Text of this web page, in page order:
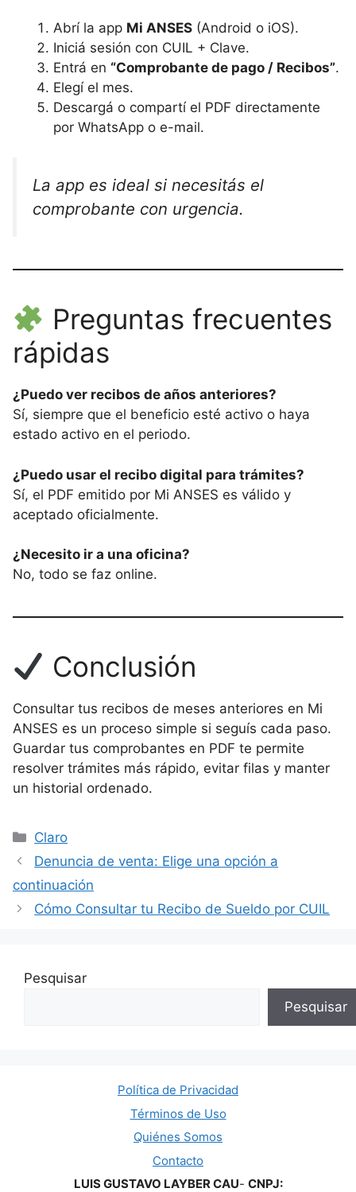
Abrí la app Mi ANSES (Android o iOS).
Iniciá sesión con CUIL + Clave.
Entrá en “Comprobante de pago / Recibos”.
Elegí el mes.
Descargá o compartí el PDF directamente
por WhatsApp o e-mail.
La app es ideal si necesitás el
comprobante con urgencia.
Preguntas frecuentes
rápidas
¿Puedo ver recibos de años anteriores?
Sí, siempre que el beneficio esté activo o haya
estado activo en el periodo.
¿Puedo usar el recibo digital para trámites?
Sí, el PDF emitido por Mi ANSES es válido y
aceptado oficialmente.
¿Necesito ir a una oficina?
No, todo se faz online.
Conclusión
Consultar tus recibos de meses anteriores en Mi
ANSES es un proceso simple si seguís cada paso.
Guardar tus comprobantes en PDF te permite
resolver trámites más rápido, evitar filas y manter
un historial ordenado.
Categorías
Claro
Denuncia de venta: Elige una opción a
continuación
Cómo Consultar tu Recibo de Sueldo por CUIL
Pesquisar
Pesquisar
Política de Privacidad
Términos de Uso
Quiénes Somos
Contacto
LUIS GUSTAVO LAYBER CAU- CNPJ: